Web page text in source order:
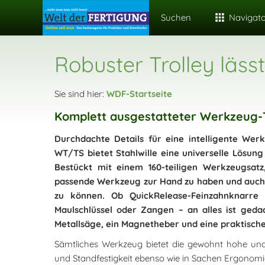
Suchen
Robuster Trolley
Sie sind hier: WDF-Startseite
Komplett ausgestatteter
Durchdachte Details für eine intelligente
WT/TS bietet Stahlwille eine universelle
Bestückt mit einem 160-teiligen
passende Werkzeug zur Hand zu haben und
zu können. Ob QuickRelease-
Maulschlüssel oder Zangen – an alles ist
Metallsäge, ein Magnetheber und eine
Sämtliches Werkzeug bietet die gewohnt hohe
und Standfestigkeit ebenso wie in Sachen